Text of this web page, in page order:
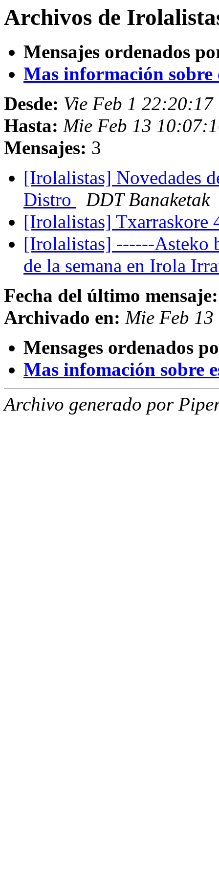
Archivos de
Mensajes ordenados
Mas información sobre
Desde: Vie Feb 1 22:20:17
Hasta: Mie Feb 13
Mensajes: 3
[Irolalistas] Novedades
Distro
DDT Banaketak
[Irolalistas] Txarraskore
[Irolalistas] ------Asteko
de la semana en Irola
Fecha del último mensaje:
Archivado en: Mie Feb
Mensages ordenados
Mas infomación sobre
Archivo generado por